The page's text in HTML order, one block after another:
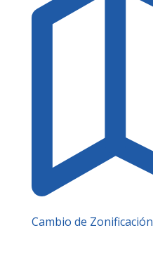
Cambio de Zonificación